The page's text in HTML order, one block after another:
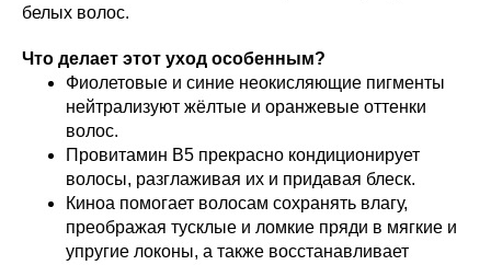
белых волос.
Что делает этот уход особенным?
Фиолетовые и синие неокисляющие пигменты
нейтрализуют жёлтые и оранжевые оттенки
волос.
Провитамин В5 прекрасно кондиционирует
волосы, разглаживая их и придавая блеск.
Киноа помогает волосам сохранять влагу,
преображая тусклые и ломкие пряди в мягкие и
упругие локоны, а также восстанавливает